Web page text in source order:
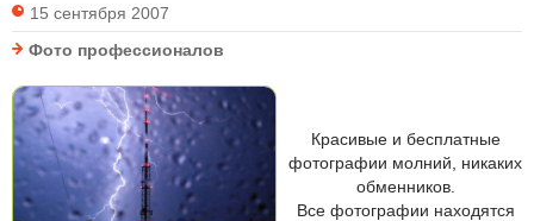
15 сентября 2007
Фото профессионалов
Красивые и бесплатные
фотографии молний, никаких
обменников.
Все фотографии находятся